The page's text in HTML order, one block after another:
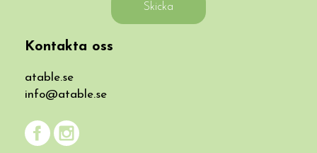
Skicka
Kontakta oss
atable.se
info@atable.se